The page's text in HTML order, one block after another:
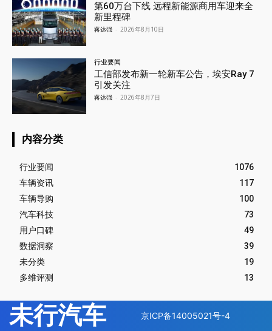
第60万台下线 远程新能源商用车迎来全
新里程碑
蒋达强 - 2026年8月10日
行业要闻
工信部发布新一轮新车公告，埃安Ray 7
引发关注
蒋达强 - 2026年8月7日
内容分类
行业要闻
1076
车辆资讯
117
车辆导购
100
汽车科技
73
用户口碑
49
数据洞察
39
未分类
19
多维评测
13
未行汽车 京ICP备14005021号-4